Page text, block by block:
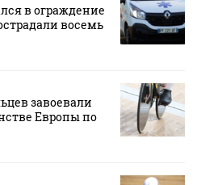
в ограждение
восемь
завоевали
Европы по